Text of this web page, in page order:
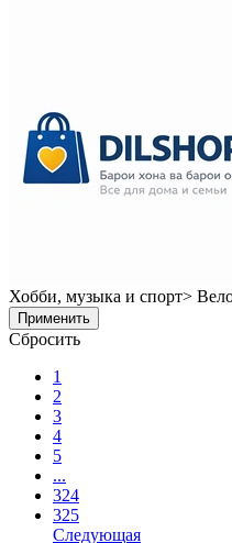
Хобби, музыка и спорт>
Применить
Сбросить
1
2
3
4
5
...
324
325
Следующая